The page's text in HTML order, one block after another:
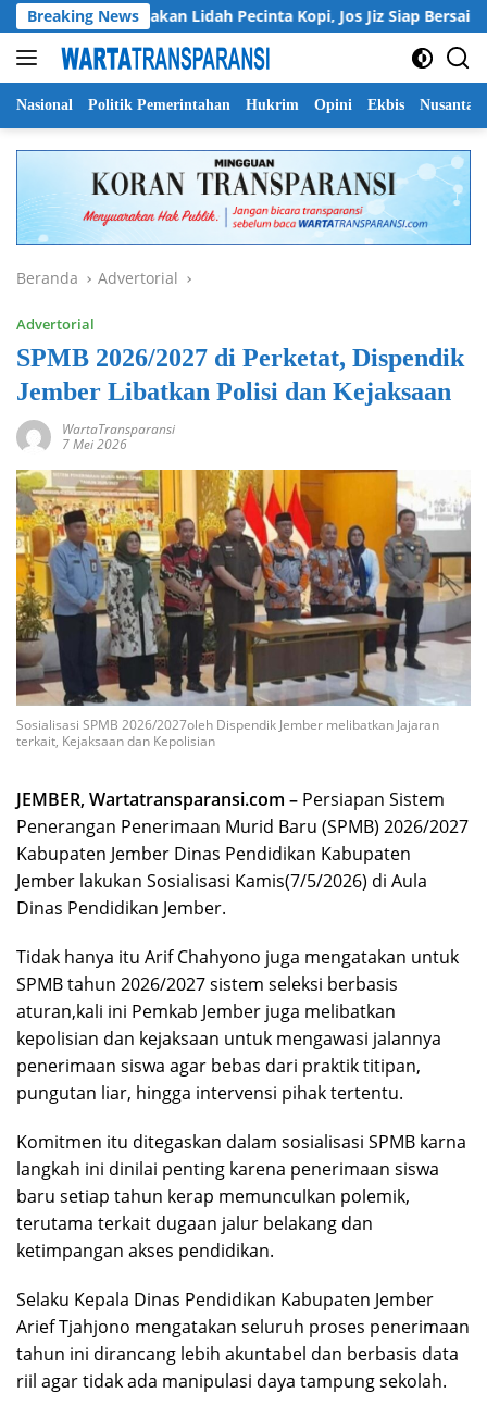
Langsung
ke
konten
Breaking News
Manjakan Lidah Pecinta Kopi, Jos Jiz Siap Bersaing di
Nasional Politik Pemerintahan Hukrim Opini Ekbis Nusantara
Beranda Advertorial
Advertorial
SPMB 2026/2027 di Perketat, Dispendik
Jember Libatkan Polisi dan Kejaksaan
WartaTransparansi
7 Mei 2026
Sosialisasi SPMB 2026/2027oleh Dispendik Jember melibatkan Jajaran
terkait, Kejaksaan dan Kepolisian
JEMBER, Wartatransparansi.com – Persiapan Sistem
Penerangan Penerimaan Murid Baru (SPMB) 2026/2027
Kabupaten Jember Dinas Pendidikan Kabupaten
Jember lakukan Sosialisasi Kamis(7/5/2026) di Aula
Dinas Pendidikan Jember.
Tidak hanya itu Arif Chahyono juga mengatakan untuk
SPMB tahun 2026/2027 sistem seleksi berbasis
aturan,kali ini Pemkab Jember juga melibatkan
kepolisian dan kejaksaan untuk mengawasi jalannya
penerimaan siswa agar bebas dari praktik titipan,
pungutan liar, hingga intervensi pihak tertentu.
Komitmen itu ditegaskan dalam sosialisasi SPMB karna
langkah ini dinilai penting karena penerimaan siswa
baru setiap tahun kerap memunculkan polemik,
terutama terkait dugaan jalur belakang dan
ketimpangan akses pendidikan.
Selaku Kepala Dinas Pendidikan Kabupaten Jember
Arief Tjahjono mengatakan seluruh proses penerimaan
tahun ini dirancang lebih akuntabel dan berbasis data
riil agar tidak ada manipulasi daya tampung sekolah.